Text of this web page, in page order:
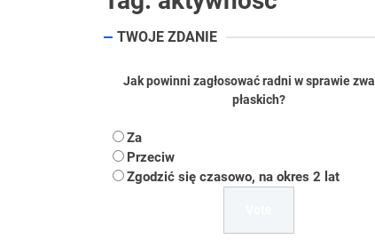
Uwaga
Dość
TWOJE ZDANIE
Jak powinni zagłosować radni w sprawie
płaskich?
Za
Przeciw
Zgodzić się czasowo, na okres 2 lat